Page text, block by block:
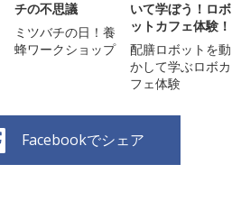
チの不思議
ミツバチの日！養
蜂ワークショップ
いて学ぼう！ロボ
ットカフェ体験！
配膳ロボットを動
かして学ぶロボカ
フェ体験
Facebookでシェア